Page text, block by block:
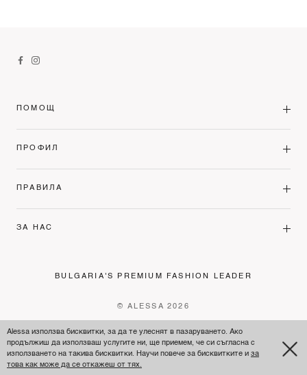
Alessa използва бисквитки, за да те улеснят в пазаруването. Ако
продължиш да използваш услугите ни, ще приемем, че си съгласна с
използването на такива бисквитки. Научи повече за бисквитките и за
това как може да се откажеш от тях.
ПОМОЩ
ПРОФИЛ
ПРАВИЛА
ЗА НАС
BULGARIA'S PREMIUM FASHION LEADER
© ALESSA 2026